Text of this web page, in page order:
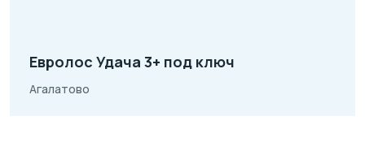
Евролос Удача 3+ под ключ
Агалатово